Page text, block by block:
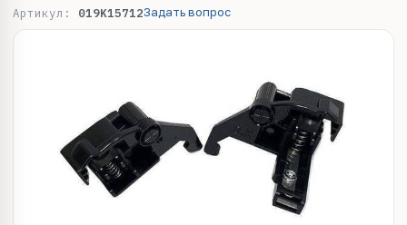
Артикул: 019K15712Задать вопрос